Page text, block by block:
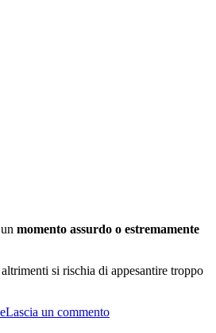
momento assurdo o estremamente
si rischia di appesantire troppo
Lascia un commentosu